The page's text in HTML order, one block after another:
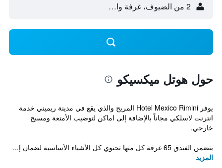
2 من الضيوف، غرفة واحدة
حول هوتل ميكسيكو
يوفر Hotel Mexico Rimini المريح والذي يقع في مدينة ريميني خدمة
انترنت لاسلكي مجاناً بالإضافة إلى اماكن لتوضيب الأمتعة ومسبح
خارجي.
يتضمن الفندق 65 غرفة كل منها تحتوي كل الأشياء الأساسية لضمان إ...
المزيد